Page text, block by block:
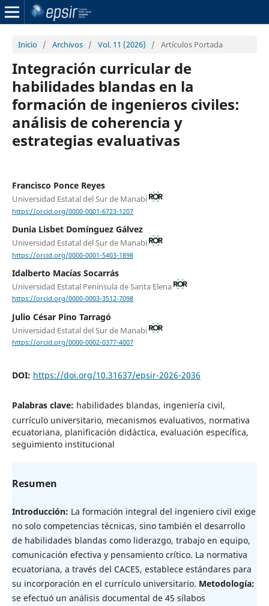
Inicio / Archivos / Vol. 11 (2026) / Artículos Portada
Integración curricular de
habilidades blandas en la
formación de ingenieros civiles:
análisis de coherencia y
estrategias evaluativas
Francisco Ponce Reyes
Universidad Estatal del Sur de Manabi
https://orcid.org/0000-0001-6723-1207
Dunia Lisbet Domínguez Gálvez
Universidad Estatal del Sur de Manabi
https://orcid.org/0000-0001-5403-1898
Idalberto Macías Socarrás
Universidad Estatal Península de Santa Elena
https://orcid.org/0000-0003-3512-7098
Julio César Pino Tarragó
Universidad Estatal del Sur de Manabi
https://orcid.org/0000-0002-0377-4007
DOI: https://doi.org/10.31637/epsir-2026-2036
Palabras clave: habilidades blandas, ingeniería civil,
currículo universitario, mecanismos evaluativos, normativa
ecuatoriana, planificación didáctica, evaluación específica,
seguimiento institucional
Resumen
Introducción: La formación integral del ingeniero civil exige
no solo competencias técnicas, sino también el desarrollo
de habilidades blandas como liderazgo, trabajo en equipo,
comunicación efectiva y pensamiento crítico. La normativa
ecuatoriana, a través del CACES, establece estándares para
su incorporación en el currículo universitario. Metodología:
se efectuó un análisis documental de 45 sílabos